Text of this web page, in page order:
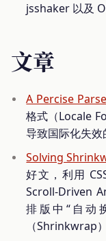
jsshaker 以及
文章
A Percise
格式（Locale
导致国际化失效
Solving
好文，利用
Scroll-Driven
排版中“自动
（Shrinkwrap